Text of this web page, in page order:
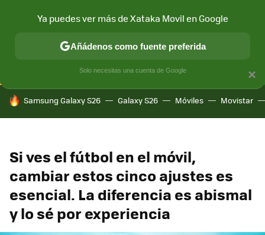
CONECTIVIDAD MÓVIL Y SOCIEDAD APLICACIONES
HOY SE HABLA DE
Samsung Galaxy S26 Galaxy S26 Móviles Movistar
Si ves el fútbol en el móvil,
cambiar estos cinco ajustes es
esencial. La diferencia es abismal
y lo sé por experiencia
×
Ya puedes ver más de Xataka Movil en Google
Añádenos como fuente preferida
Solo necesitas una cuenta de Google